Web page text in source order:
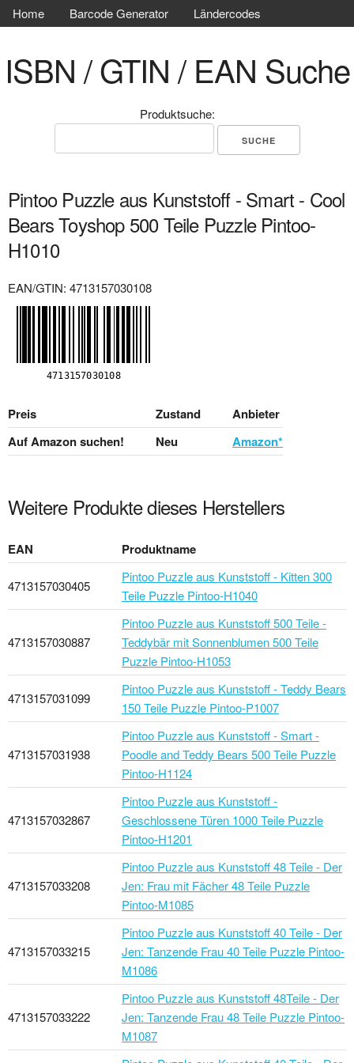
Home Barcode Generator Ländercodes
ISBN / GTIN / EAN Suche
Produktsuche:
Pintoo Puzzle aus Kunststoff - Smart - Cool
Bears Toyshop 500 Teile Puzzle Pintoo-
H1010
EAN/GTIN: 4713157030108
Preis Zustand
Anbieter
Auf Amazon suchen!
Neu Amazon*
Weitere Produkte dieses Herstellers
EAN Produktname
4713157030405
Pintoo Puzzle aus Kunststoff - Kitten 300
Teile Puzzle Pintoo-H1040
4713157030887
Pintoo Puzzle aus Kunststoff 500 Teile -
Teddybär mit Sonnenblumen 500 Teile
Puzzle Pintoo-H1053
4713157031099
Pintoo Puzzle aus Kunststoff - Teddy Bears
150 Teile Puzzle Pintoo-P1007
4713157031938
Pintoo Puzzle aus Kunststoff - Smart -
Poodle and Teddy Bears 500 Teile Puzzle
Pintoo-H1124
4713157032867
Pintoo Puzzle aus Kunststoff -
Geschlossene Türen 1000 Teile Puzzle
Pintoo-H1201
4713157033208
Pintoo Puzzle aus Kunststoff 48 Teile - Der
Jen: Frau mit Fächer 48 Teile Puzzle
Pintoo-M1085
4713157033215
Pintoo Puzzle aus Kunststoff 40 Teile - Der
Jen: Tanzende Frau 40 Teile Puzzle Pintoo-
M1086
4713157033222
Pintoo Puzzle aus Kunststoff 48Teile - Der
Jen: Tanzende Frau 48 Teile Puzzle Pintoo-
M1087